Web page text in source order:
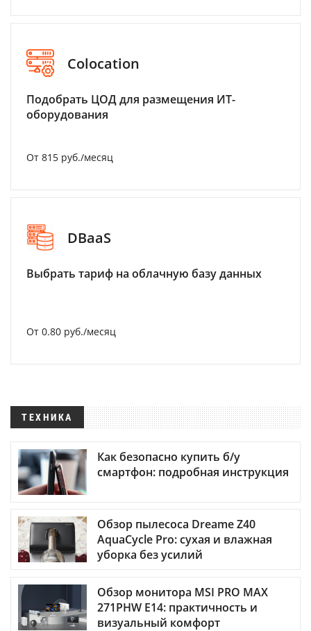
Colocation
Подобрать ЦОД для размещения ИТ-
оборудования
От 815 руб./месяц
DBaaS
Выбрать тариф на облачную базу данных
От 0.80 руб./месяц
ТЕХНИКА
Как безопасно купить б/у
смартфон: подробная инструкция
Обзор пылесоса Dreame Z40
AquaCycle Pro: сухая и влажная
уборка без усилий
Обзор монитора MSI PRO MAX
271PHW E14: практичность и
визуальный комфорт